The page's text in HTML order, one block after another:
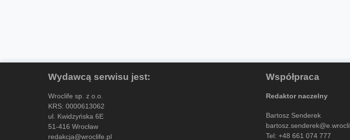
Wydawcą serwisu jest:
Wroclife sp. z o.o.
KRS: 0000613062
ul. Kwidzyńska 6E
51-416 Wrocław
redakcja@wroclife.pl
Współpraca
Redaktor naczelny
Bartosz Senderek
Tel: +48 661 074 777